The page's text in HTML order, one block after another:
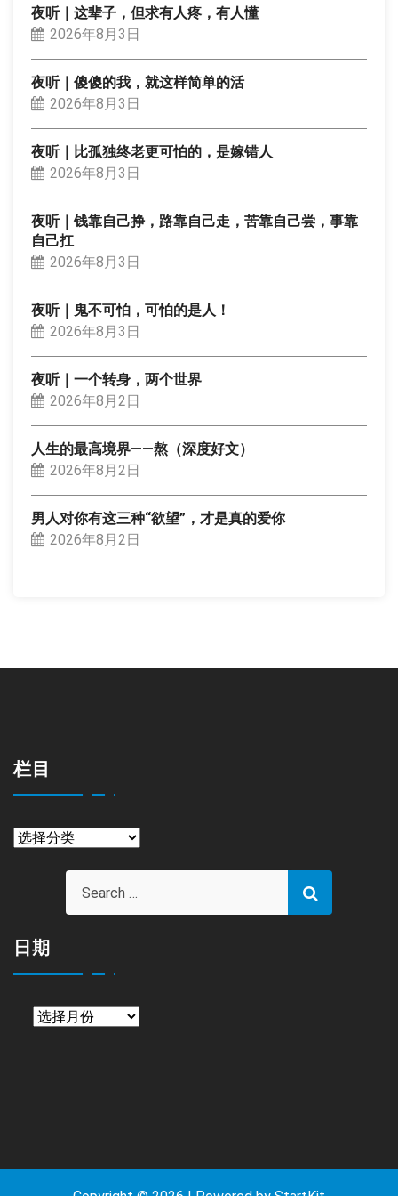
夜听｜这辈子，但求有人疼，有人懂
2026年8月3日
夜听｜傻傻的我，就这样简单的活
2026年8月3日
夜听｜比孤独终老更可怕的，是嫁错人
2026年8月3日
夜听｜钱靠自己挣，路靠自己走，苦靠自己尝，事靠
自己扛
2026年8月3日
夜听｜鬼不可怕，可怕的是人！
2026年8月3日
夜听｜一个转身，两个世界
2026年8月2日
人生的最高境界——熬（深度好文）
2026年8月2日
男人对你有这三种“欲望”，才是真的爱你
2026年8月2日
栏目
栏
日期